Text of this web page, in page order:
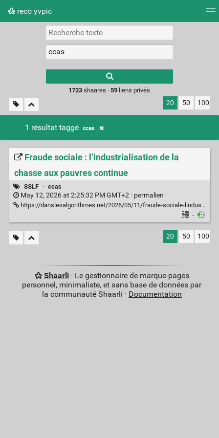
reco yvpic
Nuage de tags Mur d'images
results.
1723 shaares ·59 liens privés
20 50 100
1 résultat taggé ccas
Fraude sociale : l’industrialisation de la
chasse aux pauvres continue
SSLF · ccas
May 12, 2026 at 2:25:32 PM GMT+2 · permalien
https://danslesalgorithmes.net/2026/05/11/fraude-sociale-lindustrialisation-de-la-chasse-aux-pauvres-continue/
·
20 50 100
Shaarli· Le gestionnaire de marque-pages
personnel, minimaliste, et sans base de données par
la communauté Shaarli · Documentation